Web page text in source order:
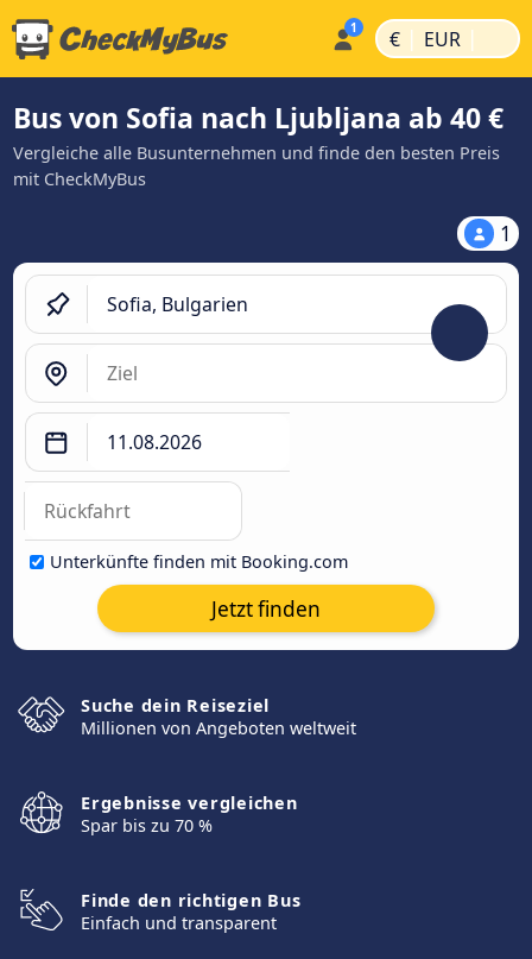
€ | EUR |
Bus von Sofia nach Ljubljana ab 40 €
Vergleiche alle Busunternehmen und finde den besten Preis
mit CheckMyBus
1
Unterkünfte finden mit Booking.com
Jetzt finden
Suche dein Reiseziel
Millionen von Angeboten weltweit
Ergebnisse vergleichen
Spar bis zu 70 %
Finde den richtigen Bus
Einfach und transparent